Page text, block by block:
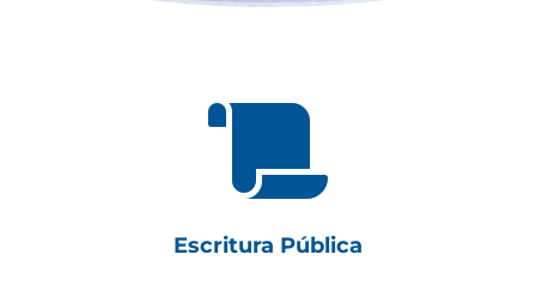

Escritura Pública